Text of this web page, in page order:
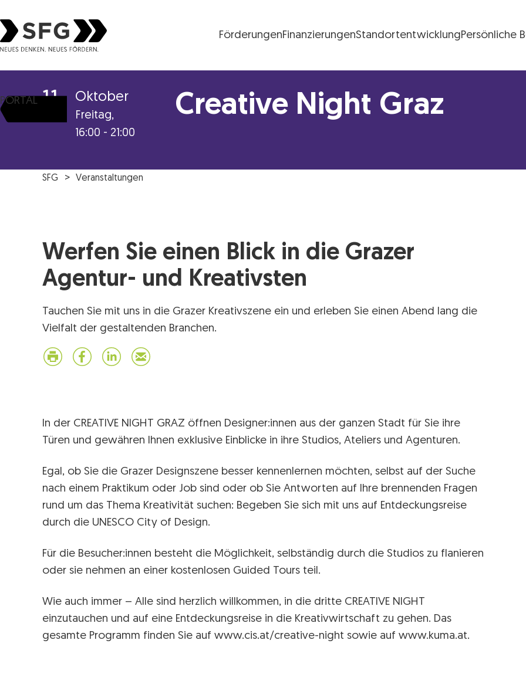
FörderungenFinanzierungenStandortentwicklungPersönliche
PORTAL 11 Oktober
Freitag,
16:00 - 21:00
Creative Night Graz
SFG Veranstaltungen
Werfen Sie einen Blick in die Grazer
Agentur- und Kreativsten
Tauchen Sie mit uns in die Grazer Kreativszene ein und erleben Sie einen Abend lang die
Vielfalt der gestaltenden Branchen.
In der CREATIVE NIGHT GRAZ öffnen Designer:innen aus der ganzen Stadt für Sie ihre
Türen und gewähren Ihnen exklusive Einblicke in ihre Studios, Ateliers und Agenturen.
Egal, ob Sie die Grazer Designszene besser kennenlernen möchten, selbst auf der Suche
nach einem Praktikum oder Job sind oder ob Sie Antworten auf Ihre brennenden Fragen
rund um das Thema Kreativität suchen: Begeben Sie sich mit uns auf Entdeckungsreise
durch die UNESCO City of Design.
Für die Besucher:innen besteht die Möglichkeit, selbständig durch die Studios zu flanieren
oder sie nehmen an einer kostenlosen Guided Tours teil.
Wie auch immer – Alle sind herzlich willkommen, in die dritte CREATIVE NIGHT
einzutauchen und auf eine Entdeckungsreise in die Kreativwirtschaft zu gehen. Das
gesamte Programm finden Sie auf www.cis.at/creative-night sowie auf www.kuma.at.